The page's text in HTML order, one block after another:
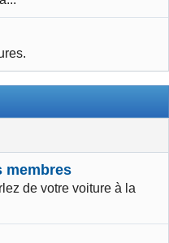
membres
de votre voiture à la